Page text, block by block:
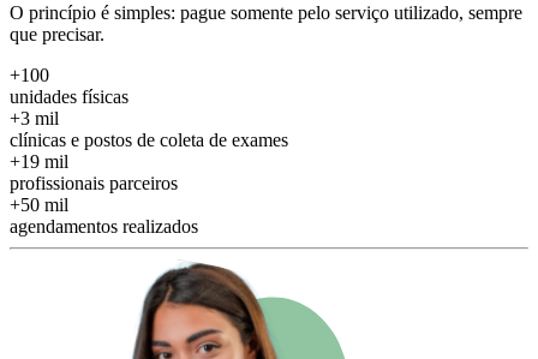
O princípio é simples: pague somente pelo serviço utilizado, sempre
que precisar.
+100
unidades físicas
+3 mil
clínicas e postos de coleta de exames
+19 mil
profissionais parceiros
+50 mil
agendamentos realizados